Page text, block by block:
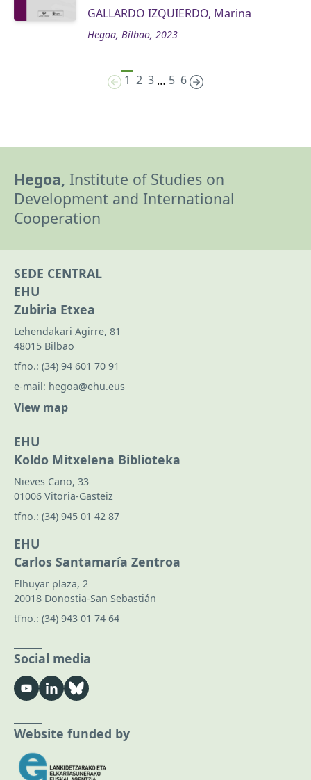
GALLARDO IZQUIERDO, Marina
Hegoa, Bilbao, 2023
1 2 3 … 5 6
Hegoa, Institute of Studies on
Development and International
Cooperation
SEDE CENTRAL
EHU
Zubiria Etxea
Lehendakari Agirre, 81
48015 Bilbao
tfno.: (34) 94 601 70 91
e-mail: hegoa@ehu.eus
View map
EHU
Koldo Mitxelena Biblioteka
Nieves Cano, 33
01006 Vitoria-Gasteiz
tfno.: (34) 945 01 42 87
EHU
Carlos Santamaría Zentroa
Elhuyar plaza, 2
20018 Donostia-San Sebastián
tfno.: (34) 943 01 74 64
Social media
Website funded by